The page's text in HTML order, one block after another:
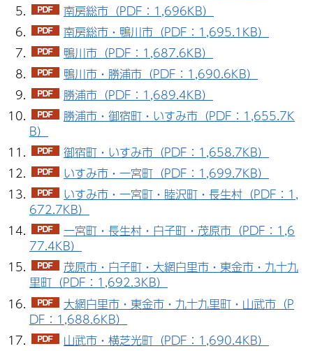
南房総市（PDF：1,696KB）
南房総市・鴨川市（PDF：1,695.1KB）
鴨川市（PDF：1,687.6KB）
鴨川市・勝浦市（PDF：1,690.6KB）
勝浦市（PDF：1,689.4KB）
勝浦市・御宿町・いすみ市（PDF：1,655.7K
B）
御宿町・いすみ市（PDF：1,658.7KB）
いすみ市・一宮町（PDF：1,699.7KB）
いすみ市・一宮町・睦沢町・長生村（PDF：1,
672.7KB）
一宮町・長生村・白子町・茂原市（PDF：1,6
77.4KB）
茂原市・白子町・大網白里市・東金市・九十九
里町（PDF：1,692.3KB）
大網白里市・東金市・九十九里町・山武市（P
DF：1,688.6KB）
山武市・横芝光町（PDF：1,690.4KB）